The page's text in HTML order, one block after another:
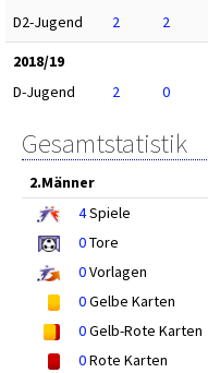
D2-Jugend
2 2
2018/19
D-Jugend
2 0
Gesamtstatistik
2.Männer
4Spiele
0Tore
0Vorlagen
0Gelbe Karten
0Gelb-Rote Karten
0Rote Karten